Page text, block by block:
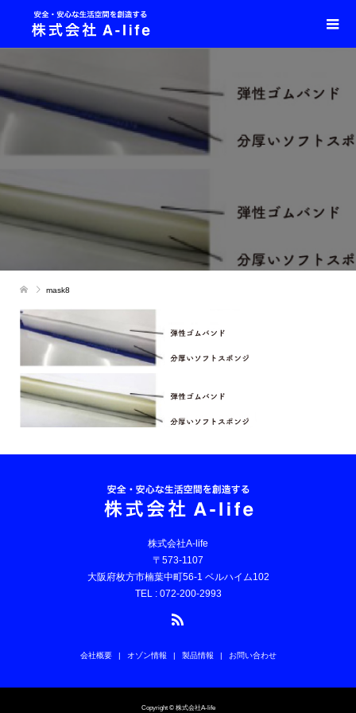
mask8
株式会社A-life
〒573-1107
大阪府枚方市楠葉中町56-1 ベルハイム102
TEL : 072-200-2993
会社概要 オゾン情報 製品情報 お問い合わせ
Copyright © 株式会社A-life